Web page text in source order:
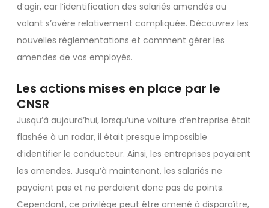
d’agir, car l’identification des salariés amendés au
volant s’avère relativement compliquée. Découvrez les
nouvelles réglementations et comment gérer les
amendes de vos employés.
Les actions mises en place par le
CNSR
Jusqu’à aujourd’hui, lorsqu’une voiture d’entreprise était
flashée à un radar, il était presque impossible
d’identifier le conducteur. Ainsi, les entreprises payaient
les amendes. Jusqu’à maintenant, les salariés ne
payaient pas et ne perdaient donc pas de points.
Cependant, ce privilège peut être amené à disparaître,